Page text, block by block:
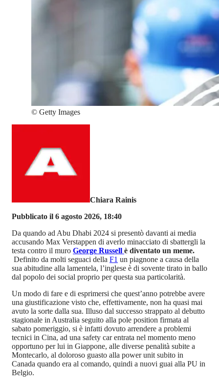
© Getty Images
Chiara Rainis
Pubblicato il 6 agosto 2026, 18:40
Da quando ad Abu Dhabi 2024 si presentò davanti ai media
accusando Max Verstappen di averlo minacciato di sbattergli la
testa contro il muro George Russell è diventato un meme.
Definito da molti seguaci della F1 un piagnone a causa della
sua abitudine alla lamentela, l’inglese è di sovente tirato in ballo
dal popolo dei social proprio per questa sua particolarità.
Un modo di fare e di esprimersi che quest’anno potrebbe avere
una giustificazione visto che, effettivamente, non ha quasi mai
avuto la sorte dalla sua. Illuso dal successo strappato al debutto
stagionale in Australia seguito alla pole position firmata al
sabato pomeriggio, si è infatti dovuto arrendere a problemi
tecnici in Cina, ad una safety car entrata nel momento meno
opportuno per lui in Giappone, alle diverse penalità subite a
Montecarlo, al doloroso guasto alla power unit subito in
Canada quando era al comando, quindi a nuovi guai alla PU in
Belgio.